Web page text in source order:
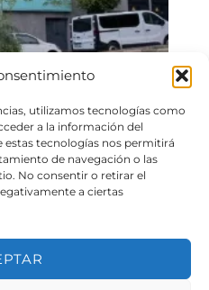
utilizamos tecnologías como
a la información del
tecnologías nos permitirá
de navegación o las
No consentir o retirar el
a ciertas
nueva tienda en Las
supermercados físicos y